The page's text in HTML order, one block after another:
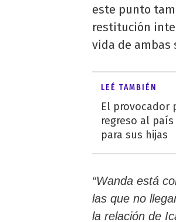
este punto
restitución
vida de ambas
LEÉ TAMBIÉN
El provocador
regreso al
para sus hijas
“Wanda está
las que no
la relación de